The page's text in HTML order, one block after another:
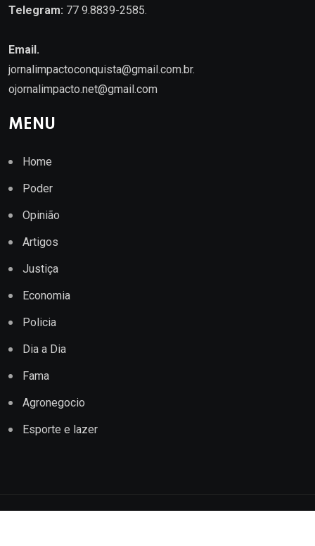
Telegram: 77 9.8839-2585.
Email.
jornalimpactoconquista@gmail.com.br.
ojornalimpacto.net@gmail.com
MENU
Home
Poder
Opinião
Artigos
Justiça
Economia
Policia
Dia a Dia
Fama
Agronegocio
Esporte e lazer